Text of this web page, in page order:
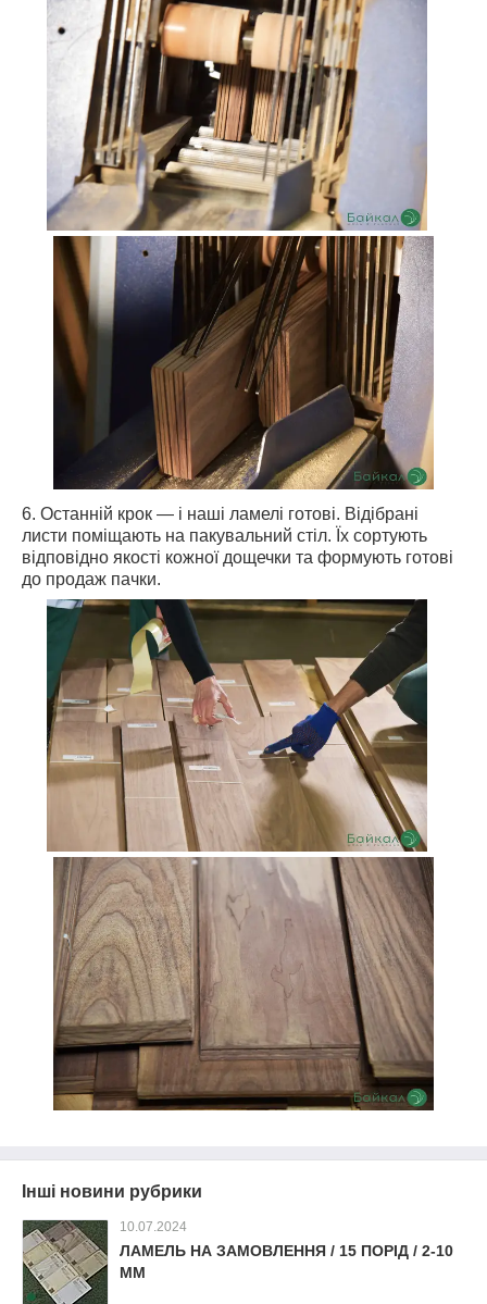
6. Останній крок — і наші ламелі готові. Відібрані
листи поміщають на пакувальний стіл. Їх сортують
відповідно якості кожної дощечки та формують готові
до продаж пачки.
Інші новини рубрики
10.07.2024
ЛАМЕЛЬ НА ЗАМОВЛЕННЯ / 15 ПОРІД / 2-10
ММ